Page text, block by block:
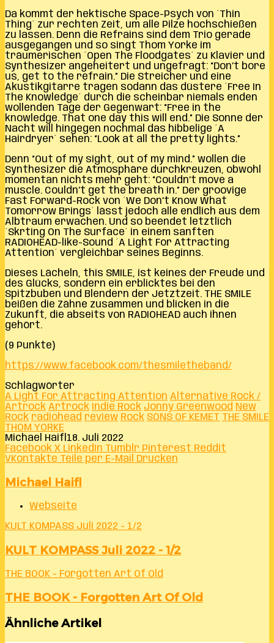
Da kommt der hektische Space-Psych von ´Thin
Thing´ zur rechten Zeit, um alle Pilze hochschießen
zu lassen. Denn die Refrains sind dem Trio gerade
ausgegangen und so singt Thom Yorke im
träumerischen ´Open The Floodgates´ zu Klavier und
Synthesizer angeheitert und ungefragt: “Don’t bore
us, get to the refrain.” Die Streicher und eine
Akustikgitarre tragen sodann das düstere ´Free In
The Knowledge´ durch die scheinbar niemals enden
wollenden Tage der Gegenwart: “Free in the
knowledge. That one day this will end.” Die Sonne der
Nacht will hingegen nochmal das hibbelige ´A
Hairdryer´ sehen: “Look at all the pretty lights.”
Denn “Out of my sight, out of my mind.” wollen die
Synthesizer die Atmosphäre durchkreuzen, obwohl
momentan nichts mehr geht: “Couldn’t move a
muscle. Couldn’t get the breath in.” Der groovige
Fast Forward-Rock von ´We Don’t Know What
Tomorrow Brings´ lässt jedoch alle endlich aus dem
Albtraum erwachen. Und so beendet letztlich
´Skrting On The Surface´ in einem sanften
RADIOHEAD-like-Sound ´A Light For Attracting
Attention´ vergleichbar seines Beginns.
Dieses Lächeln, this SMILE, ist keines der Freude und
des Glücks, sondern ein erblicktes bei den
Spitzbuben und Blendern der Jetztzeit. THE SMILE
beißen die Zähne zusammen und blicken in die
Zukunft, die abseits von RADIOHEAD auch ihnen
gehört.
(9 Punkte)
https://www.facebook.com/thesmiletheband/
Schlagwörter
A Light For Attracting Attention Alternative Rock /
Artrock Artrock Indie Rock Jonny Greenwood New
Rock radiohead review Rock SONS OF KEMET THE SMILE
THOM YORKE
Michael Haifl 18. Juli 2022
Facebook X LinkedIn Tumblr Pinterest Reddit
VKontakte Teile per E-Mail Drucken
Michael Haifl
Webseite
KULT KOMPASS Juli 2022 - 1/2
KULT KOMPASS Juli 2022 - 1/2
THE BOOK - Forgotten Art Of Old
THE BOOK - Forgotten Art Of Old
Ähnliche Artikel